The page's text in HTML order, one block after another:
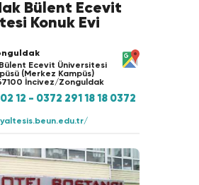
Bülent Ecevit
Konuk Evi
Ecevit Üniversitesi
(Merkez Kampüs)
İncivez/Zonguldak
12 - 0372 291 18 18 0372